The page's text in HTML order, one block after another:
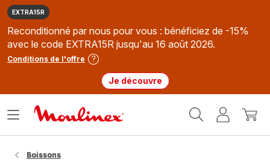
EXTRA15R
Reconditionné par nous pour vous : bénéficiez de -15%
avec le code EXTRA15R jusqu'au 16 août 2026.
Conditions de l'offre
Je découvre
MonMon
Ouvrir
Boissons